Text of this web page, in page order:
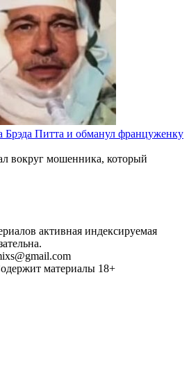
Питта и обманул француженку
вокруг мошенника, который
активная индексируемая
материалы 18+